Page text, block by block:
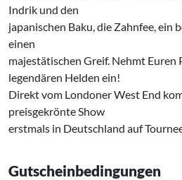
Indrik und den
japanischen Baku, die Zahnfee, ein
einen
majestätischen Greif. Nehmt Euren
legendären Helden ein!
Direkt vom Londoner West End
preisgekrönte Show
erstmals in Deutschland auf
Gutscheinbedingungen